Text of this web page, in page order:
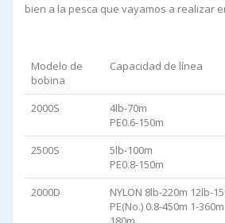
bien a la pesca que vayamos a realizar
Modelo de
bobina
Capacidad de línea
2000S
4lb-70m
PE0.6-150m
2500S
5lb-100m
PE0.8-150m
2000D
NYLON 8lb-220m 12lb-
PE(No.) 0.8-450m 1-